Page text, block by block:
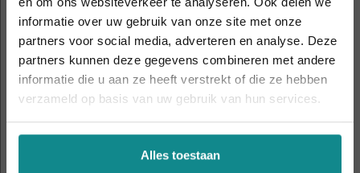
informatie over uw gebruik van onze site met onze
partners voor social media, adverteren en analyse. Deze
partners kunnen deze gegevens combineren met andere
informatie die u aan ze heeft verstrekt of die ze hebben
verzameld op basis van uw gebruik van hun services.
Alles toestaan
5
sep
Amsterdam
11:00 - 14:00
sep
Laatste week! 10% korting t.e.m. 15 augustus,
daarna eindigt de zomeractie definitief.
Sluiten